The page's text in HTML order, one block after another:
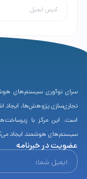
سرای نوآوری سیستم‌های
تجاری‌سازی پژوهش‌ها، ایجاد
است. این مرکز با
سیستم‌های هوشمند ایجاد
عضویت در خبرنامه